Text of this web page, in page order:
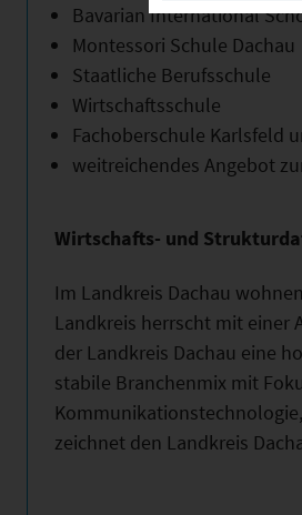
Bavarian International
Montessori Schule Dachau
Staatliche Berufsschule
Wirtschaftsschule
Fachoberschule Karlsfeld
weitreichendes Angebot
Wirtschafts- und
Im Landkreis Dachau
Landkreis herrscht mit einer
der Landkreis Dachau eine
stabile Branchenmix mit
zeichnet den Landkreis